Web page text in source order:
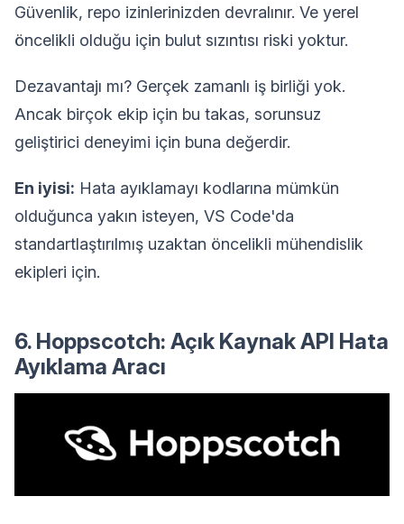
Güvenlik, repo izinlerinizden devralınır. Ve yerel
öncelikli olduğu için bulut sızıntısı riski yoktur.
Dezavantajı mı? Gerçek zamanlı iş birliği yok.
Ancak birçok ekip için bu takas, sorunsuz
geliştirici deneyimi için buna değerdir.
En iyisi: Hata ayıklamayı kodlarına mümkün
olduğunca yakın isteyen, VS Code'da
standartlaştırılmış uzaktan öncelikli mühendislik
ekipleri için.
6. Hoppscotch: Açık Kaynak API Hata
Ayıklama Aracı